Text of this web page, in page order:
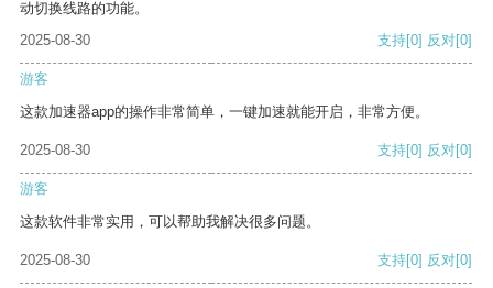
动切换线路的功能。
2025-08-30
支持[0] 反对[0]
游客
这款加速器app的操作非常简单，一键加速就能开启，非常方便。
2025-08-30 支持[0] 反对[0]
游客
这款软件非常实用，可以帮助我解决很多问题。
2025-08-30 支持[0] 反对[0]